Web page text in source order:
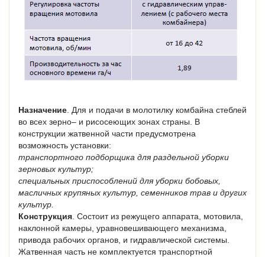
Назначение . Для и подачи в молотилку комбайна стеблей
во всех зерно– и рисосеющих зонах страны. В
конструкции жатвенной части предусмотрена
возможность установки:
транспортного подборщика для раздельной уборки
зерновых культур;
специальных приспособлений для уборки бобовых,
масличных крупяных культур, семенников трав и других
культур.
Конструкция . Состоит из режущего аппарата, мотовила,
наклонной камеры, уравновешивающего механизма,
привода рабочих органов, и гидравлической системы.
Жатвенная часть не комплектуется транспортной